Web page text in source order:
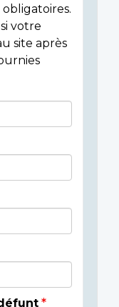
votre
site après